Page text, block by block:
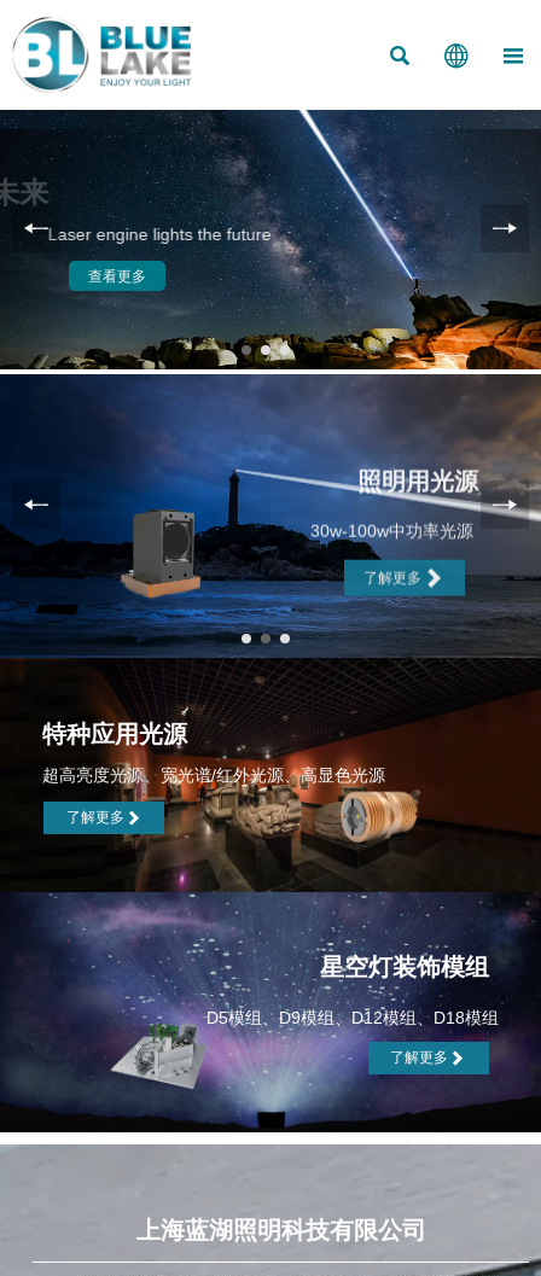
  
用激光照亮未来
Laser engine lights the future
查看更多
照明用光源
30w-100w中功率光源
了解更多
特种应用光源
超高亮度光源、宽光谱/红外光源、高显色光源
了解更多 
星空灯装饰模组
D5模组、D9模组、D12模组、D18模组
了解更多 
上海蓝湖照明科技有限公司